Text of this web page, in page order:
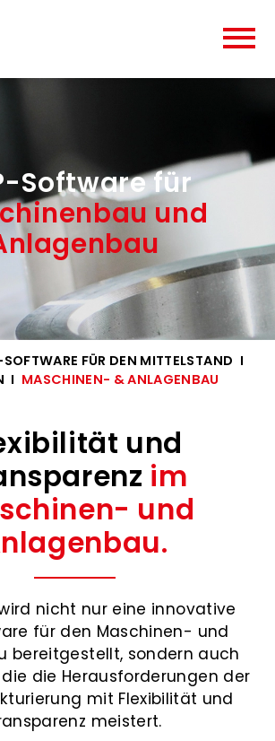
Software für
und
FÜR DEN MITTELSTAND I
I MASCHINEN- & ANLAGENBAU
und
im
und
nicht nur eine innovative
für den Maschinen- und
bereitgestellt, sondern auch
die die Herausforderungen der
mit Flexibilität und
meistert.